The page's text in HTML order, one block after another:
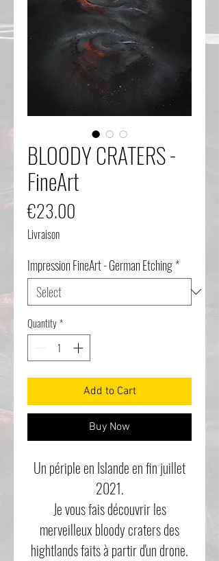
BLOODY CRATERS -
FineArt
€23.00
Livraison
Impression FineArt - German Etching*
Quantity*
Add to Cart
Buy Now
Un périple en Islande en fin juillet
2021.
Je vous fais découvrir les
merveilleux bloody craters des
hightlands faits à partir d'un drone.